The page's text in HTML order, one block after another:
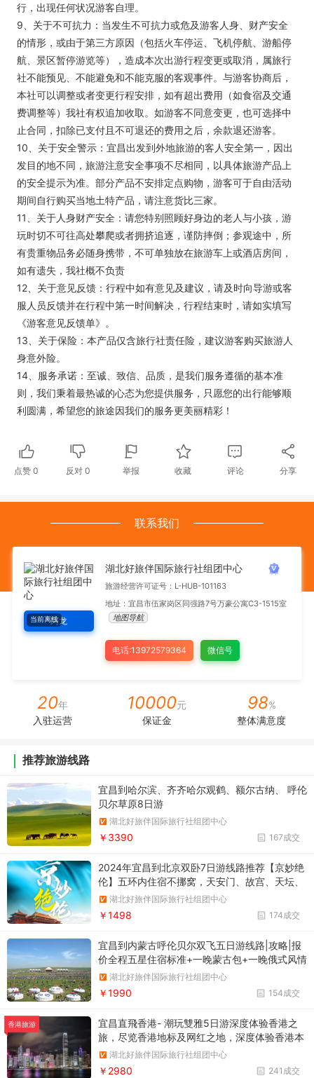
行，出现任何状况游客自理。
9、关于不可抗力：当发生不可抗力或危及游客人身、财产安全
的情形，或由于第三方原因（包括火车停运、飞机停航、游船停
航、景区暂停游览等），造成本次出游行程变更或取消，属旅行
社不能预见、不能避免和不能克服的客观事件。与游客协商后，
本社可以调整或者变更行程安排，如有超出费用（如食宿及交通
费调整等）我社有权追加收取。如游客不同意变更，也可选择中
止合同，扣除已支付且不可退还的费用之后，余款退还游客。
10、关于安全警示：宜昌出发到外地旅游的客人安全第一，因出
发目的地不同，旅游注意安全事项不尽相同，以具体旅游产品上
的安全提示为准。部分产品不安排定点购物，游客可于自由活动
期间自行购买当地土特产品，请注意货比三家。
11、关于人身财产安全：请您特别照顾好身边的老人与小孩，游
玩时切不可往高处攀爬或者拥挤追逐，谨防摔倒；参观途中，所
有贵重物品务必随身携带，不可单独放在旅游车上或酒店房间，
如有遗失，我社概不负责
12、关于意见反馈：行程中如有意见及建议，请及时向导游或客
服人员反馈并在行程中第一时间解决，行程结束时，请如实填写
《游客意见反馈单》。
13、关于保险：本产品仅含旅行社责任险，建议游客购买旅游人
身意外险。
14、服务承诺：至诚、致信、品质，是我们服务遵循的基本准
则，我们秉着最热诚的心态为您提供服务，只愿您的出行能够顺
利圆满，希望您的旅途因我们的服务更美丽精彩！
点赞 0 反对0 举报 收藏 评论 分享
联系我们
当前离线阿龙
湖北好旅伴国际旅行社组团中心
旅游经营许可证号：L-HUB-101163
地址：宜昌市伍家岗区同强路7号万豪公寓C3-1515室
地图导航
电话:13972579364 微信号
20年
入驻运营
10000元
保证金
98%
整体满意度
推荐旅游线路
宜昌到哈尔滨、齐齐哈尔观鹤、额尔古纳、 呼伦
贝尔草原8日游
湖北好旅伴国际旅行社组团中心
167成交
￥3390
2024年宜昌到北京双卧7日游线路推荐【京妙绝
伦】五环内住宿不挪窝，天安门、故宫、天坛、
长城、升旗仪式、鸟巢、颐和园、北京房一个不
落
湖北好旅伴国际旅行社组团中心
174成交
￥1498
宜昌到内蒙古呼伦贝尔双飞五日游线路|攻略|报
价全程五星住宿标准+一晚蒙古包+一晚俄式风情
木刻楞 天天特色餐，蒙古手把肉，俄式家庭宴，
烤全羊，尽情享受唇舌间的美味 特别包含1888
元自费大礼，呼伦贝尔双草原部落+草原骑马+篝
湖北好旅伴国际旅行社组团中心
154成交
￥1990
香港旅游
宜昌直飛香港- 潮玩雙雅5日游深度体验香港之
旅，尽览香港地标及网红之地，深度体验香港本
土风情；穿行港珠澳大桥，近距离观赏港珠澳大
桥雄姿；体验澳门特色、万国风情；一次打卡港
湖北好旅伴国际旅行社组团中心
241成交
￥2980